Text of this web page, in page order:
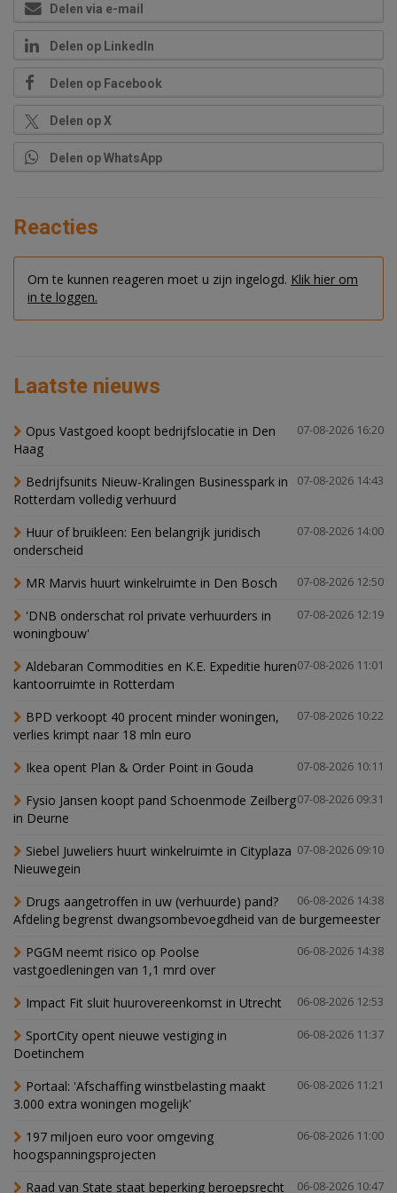
Delen via e-mail
Delen op LinkedIn
Delen op Facebook
Delen op X
Delen op WhatsApp
Reacties
Om te kunnen reageren moet u zijn ingelogd. Klik hier om
in te loggen.
Laatste nieuws
07-08-2026 16:20
Opus Vastgoed koopt bedrijfslocatie in Den
Haag
07-08-2026 14:43
Bedrijfsunits Nieuw-Kralingen Businesspark in
Rotterdam volledig verhuurd
07-08-2026 14:00
Huur of bruikleen: Een belangrijk juridisch
onderscheid
07-08-2026 12:50
MR Marvis huurt winkelruimte in Den Bosch
07-08-2026 12:19
'DNB onderschat rol private verhuurders in
woningbouw'
07-08-2026 11:01
Aldebaran Commodities en K.E. Expeditie huren
kantoorruimte in Rotterdam
07-08-2026 10:22
BPD verkoopt 40 procent minder woningen,
verlies krimpt naar 18 mln euro
07-08-2026 10:11
Ikea opent Plan & Order Point in Gouda
07-08-2026 09:31
Fysio Jansen koopt pand Schoenmode Zeilberg
in Deurne
07-08-2026 09:10
Siebel Juweliers huurt winkelruimte in Cityplaza
Nieuwegein
06-08-2026 14:38
Drugs aangetroffen in uw (verhuurde) pand?
Afdeling begrenst dwangsombevoegdheid van de burgemeester
06-08-2026 14:38
PGGM neemt risico op Poolse
vastgoedleningen van 1,1 mrd over
06-08-2026 12:53
Impact Fit sluit huurovereenkomst in Utrecht
06-08-2026 11:37
SportCity opent nieuwe vestiging in
Doetinchem
06-08-2026 11:21
Portaal: 'Afschaffing winstbelasting maakt
3.000 extra woningen mogelijk'
06-08-2026 11:00
197 miljoen euro voor omgeving
hoogspanningsprojecten
06-08-2026 10:47
Raad van State staat beperking beroepsrecht